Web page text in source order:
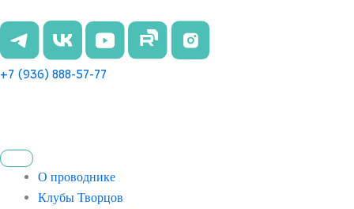
к
содержимому
+7 (936) 888-57-77
О проводнике
Клубы Творцов